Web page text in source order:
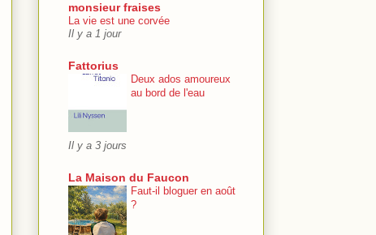
monsieur fraises
La vie est une corvée
Il y a 1 jour
Fattorius
Deux ados amoureux
au bord de l'eau
Il y a 3 jours
La Maison du Faucon
Faut-il bloguer en août
?